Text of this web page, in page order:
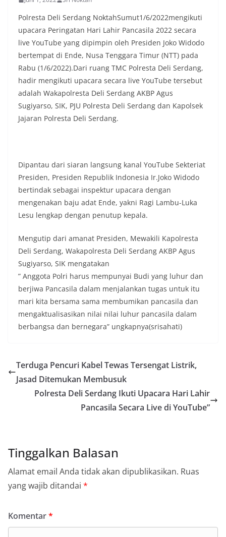
Polresta Deli Serdang NoktahSumut1/6/2022mengikuti
upacara Peringatan Hari Lahir Pancasila 2022 secara
live YouTube yang dipimpin oleh Presiden Joko Widodo
bertempat di Ende, Nusa Tenggara Timur (NTT) pada
Rabu (1/6/2022).Dari ruang TMC Polresta Deli Serdang,
hadir mengikuti upacara secara live YouTube tersebut
adalah Wakapolresta Deli Serdang AKBP Agus
Sugiyarso, SIK, PJU Polresta Deli Serdang dan Kapolsek
Jajaran Polresta Deli Serdang.
Dipantau dari siaran langsung kanal YouTube Sekteriat
Presiden, Presiden Republik Indonesia Ir.Joko Widodo
bertindak sebagai inspektur upacara dengan
mengenakan baju adat Ende, yakni Ragi Lambu-Luka
Lesu lengkap dengan penutup kepala.
Mengutip dari amanat Presiden, Mewakili Kapolresta
Deli Serdang, Wakapolresta Deli Serdang AKBP Agus
Sugiyarso, SIK mengatakan
” Anggota Polri harus mempunyai Budi yang luhur dan
berjiwa Pancasila dalam menjalankan tugas untuk itu
mari kita bersama sama membumikan pancasila dan
mengaktualisasikan nilai nilai luhur pancasila dalam
berbangsa dan bernegara” ungkapnya(srisahati)
Terduga Pencuri Kabel Tewas Tersengat Listrik,
Jasad Ditemukan Membusuk
Polresta Deli Serdang Ikuti Upacara Hari Lahir
Pancasila Secara Live di YouTube”
Tinggalkan Balasan
Alamat email Anda tidak akan dipublikasikan. Ruas
yang wajib ditandai *
Komentar*